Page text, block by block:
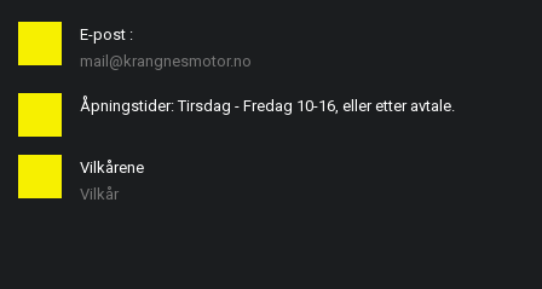
E-post :
mail@krangnesmotor.no
Åpningstider: Tirsdag - Fredag 10-16, eller etter avtale.
Vilkårene
Vilkår